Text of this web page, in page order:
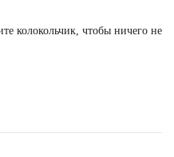
колокольчик, чтобы ничего не